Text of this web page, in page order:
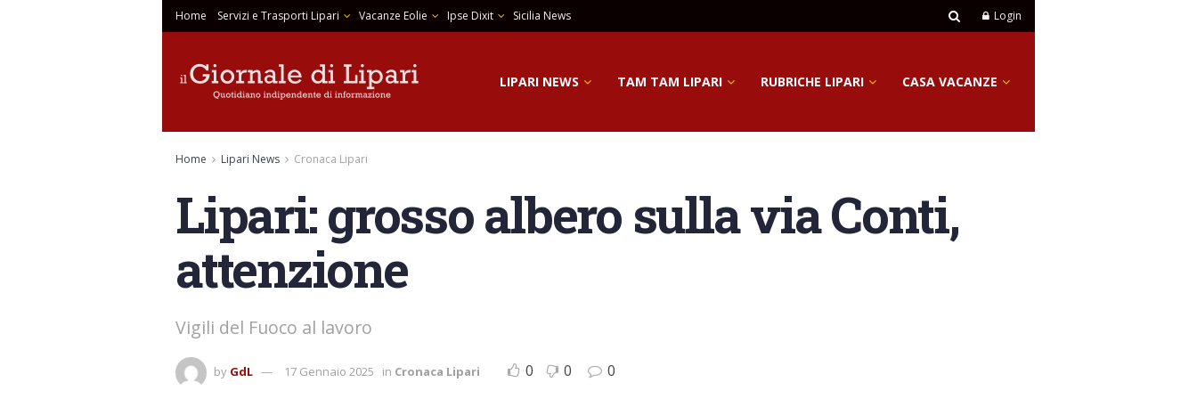
Home Servizi e Trasporti Lipari Vacanze Eolie Ipse Dixit Sicilia News Login
LIPARI NEWS TAM TAM LIPARI RUBRICHE LIPARI CASA VACANZE
Home Lipari News Cronaca Lipari
Lipari: grosso albero sulla via Conti,
attenzione
Vigili del Fuoco al lavoro
by GdL 17 Gennaio 2025 in Cronaca Lipari 0 0 0